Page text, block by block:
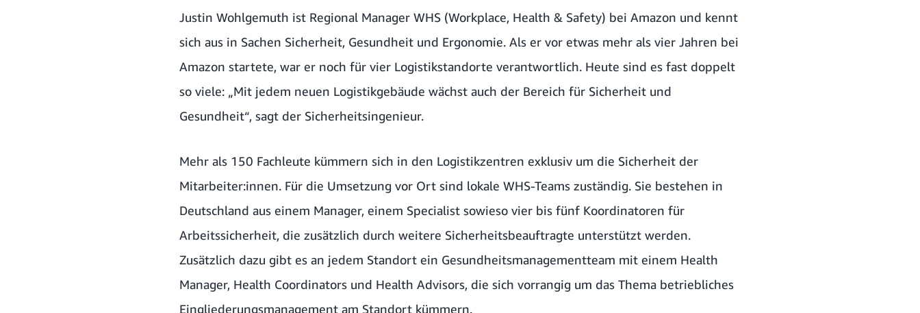
Justin Wohlgemuth ist Regional Manager WHS (Workplace, Health & Safety) bei Amazon und kennt
sich aus in Sachen Sicherheit, Gesundheit und Ergonomie. Als er vor etwas mehr als vier Jahren bei
Amazon startete, war er noch für vier Logistikstandorte verantwortlich. Heute sind es fast doppelt
so viele: „Mit jedem neuen Logistikgebäude wächst auch der Bereich für Sicherheit und
Gesundheit“, sagt der Sicherheitsingenieur.
Mehr als 150 Fachleute kümmern sich in den Logistikzentren exklusiv um die Sicherheit der
Mitarbeiter:innen. Für die Umsetzung vor Ort sind lokale WHS-Teams zuständig. Sie bestehen in
Deutschland aus einem Manager, einem Specialist sowieso vier bis fünf Koordinatoren für
Arbeitssicherheit, die zusätzlich durch weitere Sicherheitsbeauftragte unterstützt werden.
Zusätzlich dazu gibt es an jedem Standort ein Gesundheitsmanagementteam mit einem Health
Manager, Health Coordinators und Health Advisors, die sich vorrangig um das Thema betriebliches
Eingliederungsmanagement am Standort kümmern.